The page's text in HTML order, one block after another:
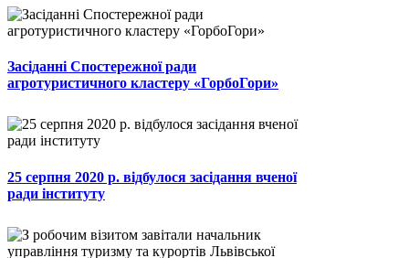
Засіданні Спостережної ради
агротуристичного кластеру «ГорбоГори»
25 серпня 2020 р. відбулося засідання вченої
ради інституту